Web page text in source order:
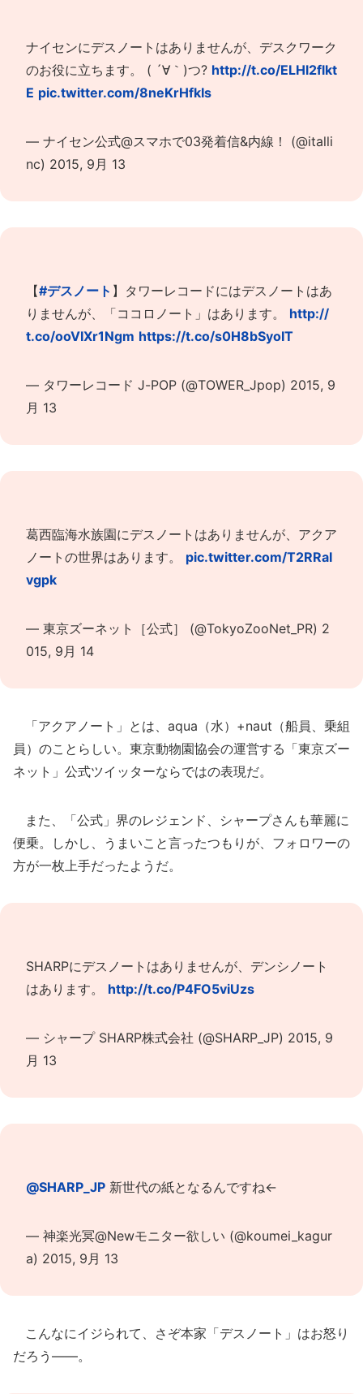
ナイセンにデスノートはありませんが、デスクワーク
のお役に立ちます。 ( ´∀｀)つ? http://t.co/ELHl2flkt
E pic.twitter.com/8neKrHfkIs
— ナイセン公式@スマホで03発着信&内線！ (@italli
nc) 2015, 9月 13
【#デスノート 】タワーレコードにはデスノートはあ
りませんが、「ココロノート」はあります。 http://
t.co/ooVIXr1Ngm https://t.co/s0H8bSyoIT
— タワーレコード J-POP (@TOWER_Jpop) 2015, 9
月 13
葛西臨海水族園にデスノートはありませんが、アクア
ノートの世界はあります。 pic.twitter.com/T2RRaI
vgpk
— 東京ズーネット［公式］ (@TokyoZooNet_PR) 2
015, 9月 14
「アクアノート」とは、aqua（水）+naut（船員、乗組
員）のことらしい。東京動物園協会の運営する「東京ズー
ネット」公式ツイッターならではの表現だ。
また、「公式」界のレジェンド、シャープさんも華麗に
便乗。しかし、うまいこと言ったつもりが、フォロワーの
方が一枚上手だったようだ。
SHARPにデスノートはありませんが、デンシノート
はあります。 http://t.co/P4FO5viUzs
— シャープ SHARP株式会社 (@SHARP_JP) 2015, 9
月 13
@SHARP_JP 新世代の紙となるんですね←
— 神楽光冥@Newモニター欲しい (@koumei_kagur
a) 2015, 9月 13
こんなにイジられて、さぞ本家「デスノート」はお怒り
だろう――。